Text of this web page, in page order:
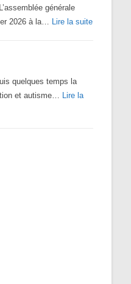
générale
2026 à la… Lire la suite:
quelques temps la
et autisme… Lire la